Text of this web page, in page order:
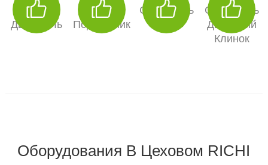
Siemens
Двигатель
SKF
Подшипник
Смеситель
Смеситель
Двуосный
Клинок
Оборудования В Цеховом RICHI